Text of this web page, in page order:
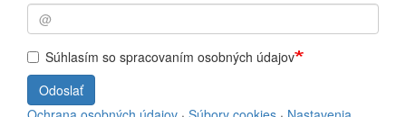
Súhlasím so spracovaním osobných údajov
Odoslať